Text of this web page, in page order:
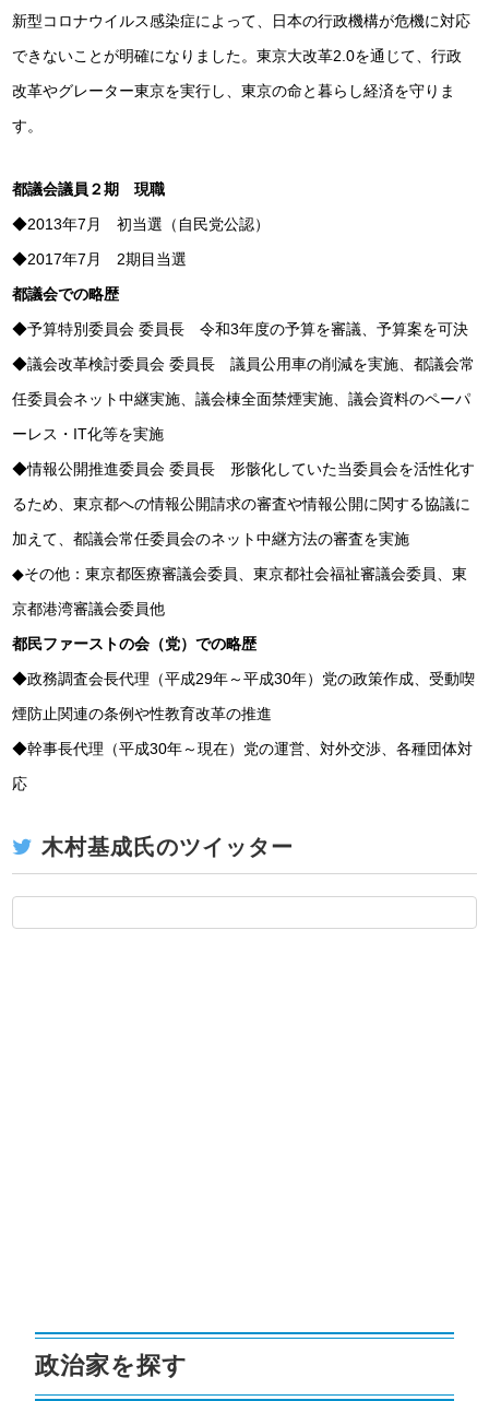
新型コロナウイルス感染症によって、日本の行政機構が危機に対応
できないことが明確になりました。東京大改革2.0を通じて、行政
改革やグレーター東京を実行し、東京の命と暮らし経済を守りま
す。
都議会議員２期 現職
◆2013年7月 初当選（自民党公認）
◆2017年7月 2期目当選
都議会での略歴
◆予算特別委員会 委員長 令和3年度の予算を審議、予算案を可決
◆議会改革検討委員会 委員長 議員公用車の削減を実施、都議会常
任委員会ネット中継実施、議会棟全面禁煙実施、議会資料のペーパ
ーレス・IT化等を実施
◆情報公開推進委員会 委員長 形骸化していた当委員会を活性化す
るため、東京都への情報公開請求の審査や情報公開に関する協議に
加えて、都議会常任委員会のネット中継方法の審査を実施
◆その他：東京都医療審議会委員、東京都社会福祉審議会委員、東
京都港湾審議会委員他
都民ファーストの会（党）での略歴
◆政務調査会長代理（平成29年～平成30年）党の政策作成、受動喫
煙防止関連の条例や性教育改革の推進
◆幹事長代理（平成30年～現在）党の運営、対外交渉、各種団体対
応
木村基成氏のツイッター
政治家を探す